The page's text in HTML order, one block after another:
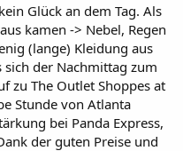
Glück an dem Tag. Als
kamen -> Nebel, Regen
(lange) Kleidung aus
der Nachmittag zum
zu The Outlet Shoppes at
Stunde von Atlanta
bei Panda Express,
der guten Preise und